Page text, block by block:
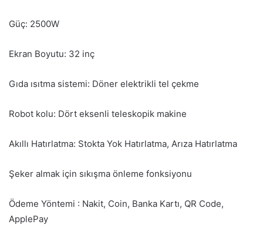
Güç: 2500W
Ekran Boyutu: 32 inç
Gıda ısıtma sistemi: Döner elektrikli tel çekme
Robot kolu: Dört eksenli teleskopik makine
Akıllı Hatırlatma: Stokta Yok Hatırlatma, Arıza Hatırlatma
Şeker almak için sıkışma önleme fonksiyonu
Ödeme Yöntemi : Nakit, Coin, Banka Kartı, QR Code,
ApplePay